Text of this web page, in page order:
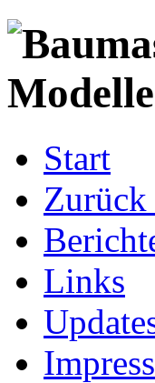
Start
Zurück
Links